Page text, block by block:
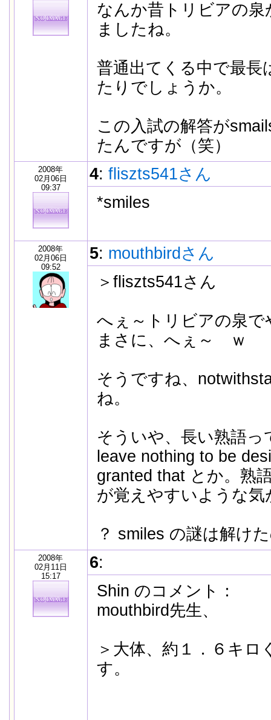
なんか昔トリビアの
ましたね。
普通出てくる中で最長
たりでしょうか。
この入試の解答が
たんですが（笑）
2008年
02月06日
09:37
4: fliszts541さん
*smiles
2008年
02月06日
09:52
5: mouthbirdさん
＞fliszts541さん
へぇ～トリビアの泉
まさに、へぇ～ ｗ
そうですね、
ね。
そういや、長い熟語
leave nothing to be
granted that とか。熟
が覚えやすいような気
？ smiles の謎は解け
2008年
02月11日
15:17
6:
Shin のコメント：
mouthbird先生、
＞大体、約１．６キ
す。